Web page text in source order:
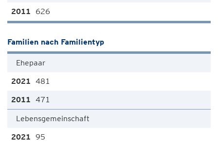
626
Familien nach Familientyp
Ehepaar
481
471
Lebensgemeinschaft
95